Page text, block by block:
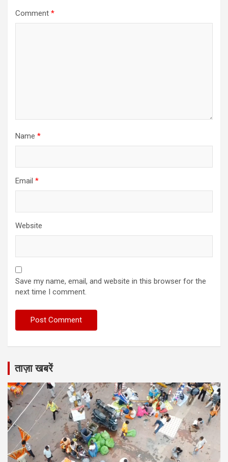
Comment *
Name *
Email *
Website
Save my name, email, and website in this browser for the
next time I comment.
ताज़ा खबरें